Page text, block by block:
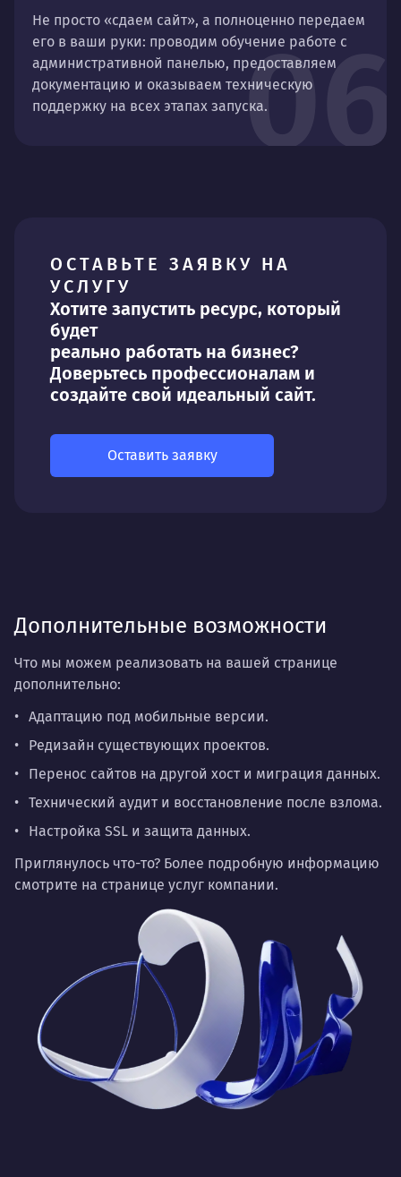
06
Не просто «сдаем сайт», а полноценно передаем
его в ваши руки: проводим обучение работе с
административной панелью, предоставляем
документацию и оказываем техническую
поддержку на всех этапах запуска.
ОСТАВЬТЕ ЗАЯВКУ НА
УСЛУГУ
Хотите запустить ресурс, который
будет
реально работать на бизнес?
Доверьтесь профессионалам и
создайте свой идеальный сайт.
Оставить заявку
Дополнительные возможности
Что мы можем реализовать на вашей странице
дополнительно:
Адаптацию под мобильные версии.
Редизайн существующих проектов.
Перенос сайтов на другой хост и миграция данных.
Технический аудит и восстановление после взлома.
Настройка SSL и защита данных.
Приглянулось что-то? Более подробную информацию
смотрите на странице услуг компании.